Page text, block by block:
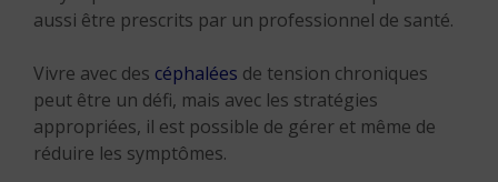
aussi être prescrits par un professionnel de santé.
Vivre avec des céphalées de tension chroniques
peut être un défi, mais avec les stratégies
appropriées, il est possible de gérer et même de
réduire les symptômes.